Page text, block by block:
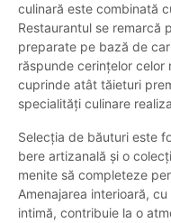
culinară este combinată
Restaurantul se remarcă
preparate pe bază de
răspunde cerințelor celor
cuprinde atât tăieturi
specialități culinare
Selecția de băuturi este
bere artizanală și o
menite să completeze
Amenajarea interioară,
intimă, contribuie la o